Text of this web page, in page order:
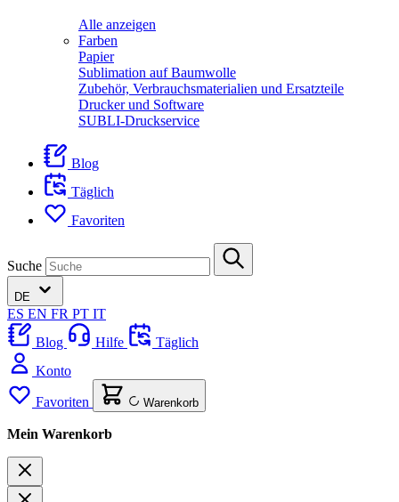
Alle anzeigen
Farben
Papier
Sublimation auf Baumwolle
Zubehör, Verbrauchsmaterialien und Ersatzteile
Drucker und Software
SUBLI-Druckservice
Blog
Täglich
Favoriten
Suche
DE
ES EN FR PT IT
Blog
Hilfe
Täglich
Konto
Favoriten Warenkorb
Mein Warenkorb